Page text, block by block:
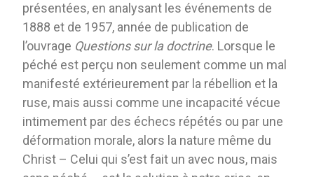
présentées, en analysant les événements de
1888 et de 1957, année de publication de
l’ouvrage Questions sur la doctrine. Lorsque le
péché est perçu non seulement comme un mal
manifesté extérieurement par la rébellion et la
ruse, mais aussi comme une incapacité vécue
intimement par des échecs répétés ou par une
déformation morale, alors la nature même du
Christ – Celui qui s’est fait un avec nous, mais